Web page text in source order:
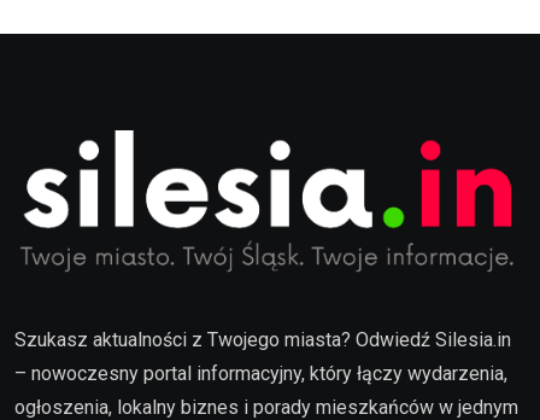
Szukasz aktualności z Twojego miasta? Odwiedź Silesia.in
– nowoczesny portal informacyjny, który łączy wydarzenia,
ogłoszenia, lokalny biznes i porady mieszkańców w jednym